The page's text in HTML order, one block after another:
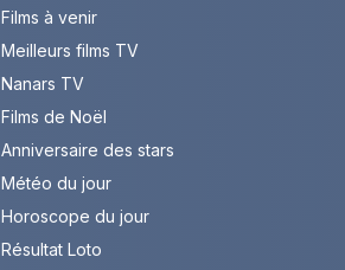
Films à venir
Meilleurs films TV
Nanars TV
Films de Noël
Anniversaire des stars
Météo du jour
Horoscope du jour
Résultat Loto